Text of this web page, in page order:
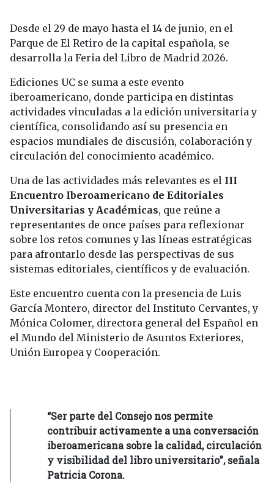
Desde el 29 de mayo hasta el 14 de junio, en el
Parque de El Retiro de la capital española, se
desarrolla la Feria del Libro de Madrid 2026.
Ediciones UC se suma a este evento
iberoamericano, donde participa en distintas
actividades vinculadas a la edición universitaria y
científica, consolidando así su presencia en
espacios mundiales de discusión, colaboración y
circulación del conocimiento académico.
Una de las actividades más relevantes es el III
Encuentro Iberoamericano de Editoriales
Universitarias y Académicas, que reúne a
representantes de once países para reflexionar
sobre los retos comunes y las líneas estratégicas
para afrontarlo desde las perspectivas de sus
sistemas editoriales, científicos y de evaluación.
Este encuentro cuenta con la presencia de Luis
García Montero, director del Instituto Cervantes, y
Mónica Colomer, directora general del Español en
el Mundo del Ministerio de Asuntos Exteriores,
Unión Europea y Cooperación.
“Ser parte del Consejo nos permite
contribuir activamente a una conversación
iberoamericana sobre la calidad, circulación
y visibilidad del libro universitario”, señala
Patricia Corona.